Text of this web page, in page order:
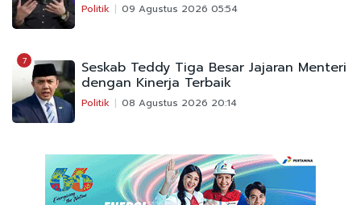
Politik 09 Agustus 2026 05:54
7 Seskab Teddy Tiga Besar Jajaran Menteri
dengan Kinerja Terbaik
Politik 08 Agustus 2026 20:14